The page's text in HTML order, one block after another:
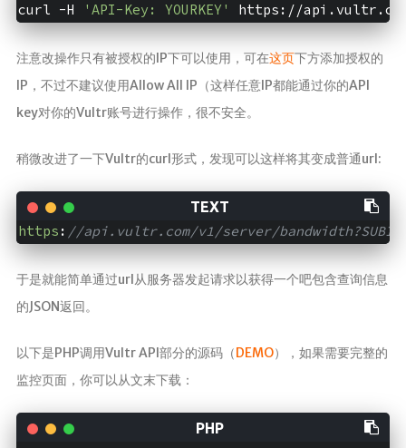
curl -H 'API-Key: YOURKEY'
注意改操作只有被授权的IP下可以使用，可在这页下方添加授权的
IP，不过不建议使用Allow All IP（这样任意IP都能通过你的API
key对你的Vultr账号进行操作，很不安全。
稍微改进了一下Vultr的curl形式，发现可以这样将其变成普通url:
https : //api.vultr.com/v1/server/
于是就能简单通过url从服务器发起请求以获得一个吧包含查询信息
的JSON返回。
以下是PHP调用Vultr API部分的源码（DEMO），如果需要完整的
监控页面，你可以从文末下载：
MAP
APP
小森林